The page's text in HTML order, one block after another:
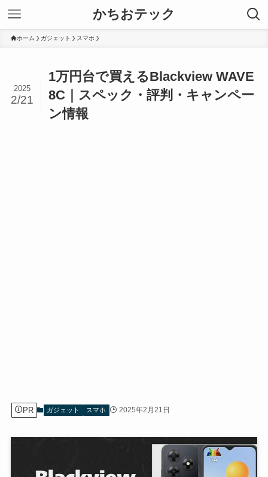
かちおテック
ホーム ガジェット スマホ
1万円台で買えるBlackview WAVE
8C｜スペック・評判・キャンペー
ン情報
2025
2/21
PR ガジェット スマホ 2025年2月21日